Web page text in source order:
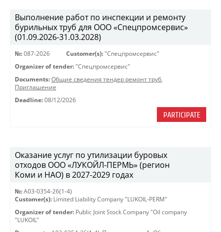
Выполнение работ по инспекции и ремонту
бурильных труб для ООО «Спецпромсервис»
(01.09.2026-31.03.2028)
№: 087-2026 Customer(s): "Спецпромсервис"
Organizer of tender: "Спецпромсервис"
Documents: Общие сведения тендер ремонт труб,
Приглашение
Deadline: 08/12/2026
PARTICIPATE
Оказание услуг по утилизации буровых
отходов ООО «ЛУКОЙЛ-ПЕРМЬ» (регион
Коми и НАО) в 2027-2029 годах
№: A03-0354-26(1-4)
Customer(s): Limited Liability Company "LUKOIL-PERM"
Organizer of tender: Public Joint Stock Company "Oil company
"LUKOIL"